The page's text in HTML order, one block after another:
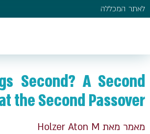
לאתר המכללה
Second? A Second
the Second Passover
מאמר מאת Holzer Aton M